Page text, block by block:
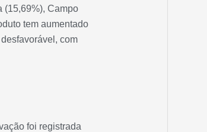
(15,69%), Campo
tem aumentado
com
foi registrada